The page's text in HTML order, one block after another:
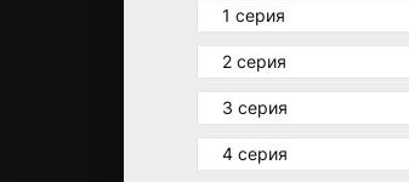
1 серия
2 серия
3 серия
4 серия